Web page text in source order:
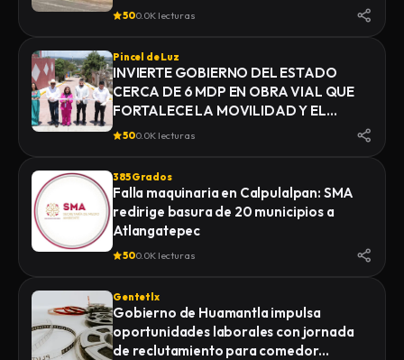
YAUHQUEMEHCAN GENERA QUE
500.0K lecturas
Pincel de Luz
INVIERTE GOBIERNO DEL ESTADO
CERCA DE 6 MDP EN OBRA VIAL QUE
FORTALECE LA MOVILIDAD Y EL
DESARROLLO DE YAUHQUEMEHCAN
500.0K lecturas
385 Grados
Falla maquinaria en Calpulalpan: SMA
redirige basura de 20 municipios a
Atlangatepec
500.0K lecturas
Gentetlx
Gobierno de Huamantla impulsa
oportunidades laborales con jornada
de reclutamiento para comedor